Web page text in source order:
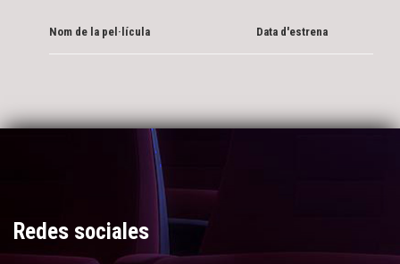
Nom de la pel·lícula Data d'estrena
Redes sociales